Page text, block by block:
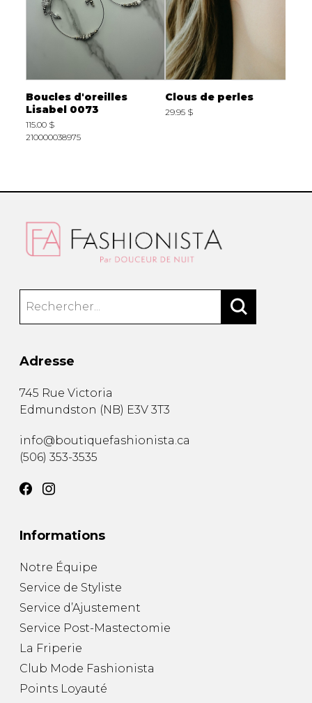
Boucles d'oreilles
Lisabel 0073
115.00 $
210000038975
Clous de perles
29.95 $
Adresse
745 Rue Victoria
Edmundston (NB) E3V 3T3
info@boutiquefashionista.ca
(506) 353-3535
Informations
Notre Équipe
Service de Styliste
Service d’Ajustement
Service Post-Mastectomie
La Friperie
Club Mode Fashionista
Points Loyauté